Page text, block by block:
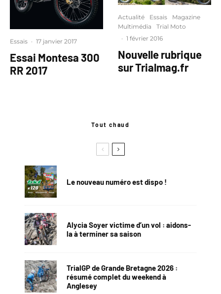
Essais · 17 janvier 2017
Essai Montesa 300
RR 2017
Actualité Essais
Magazine
Multimédia
Trial Moto
· 1 février 2016
Nouvelle rubrique
sur Trialmag.fr
Tout chaud
Le nouveau numéro est dispo !
Alycia Soyer victime d’un vol : aidons-
la à terminer sa saison
TrialGP de Grande Bretagne 2026 :
résumé complet du weekend à
Anglesey